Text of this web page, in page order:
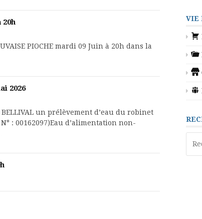
20h
PIOCHE mardi 09 Juin à 20h dans la
2026
un prélèvement d’eau du robinet
: 00162097)Eau d’alimentation non-
VIE